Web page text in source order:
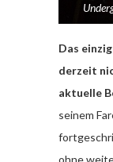
Das
derzeit
aktuelle
seinem